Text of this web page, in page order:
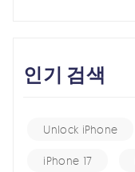
인기 검색
Unlock iPhone
iPhone 17